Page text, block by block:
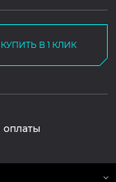
КУПИТЬ В 1 КЛИК